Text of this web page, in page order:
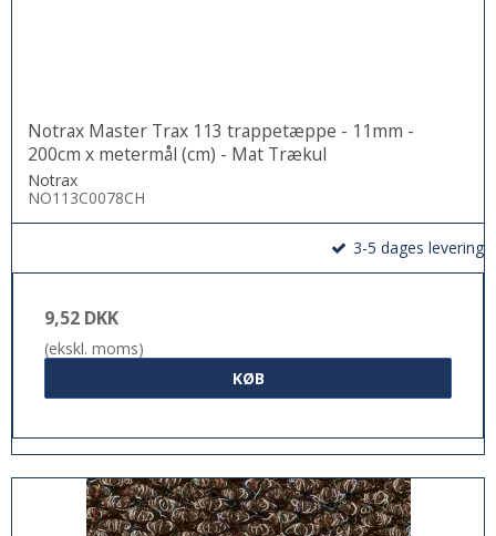
Notrax Master Trax 113 trappetæppe - 11mm -
200cm x metermål (cm) - Mat Trækul
Notrax
NO113C0078CH
3-5 dages levering
9,52 DKK
(ekskl. moms)
KØB